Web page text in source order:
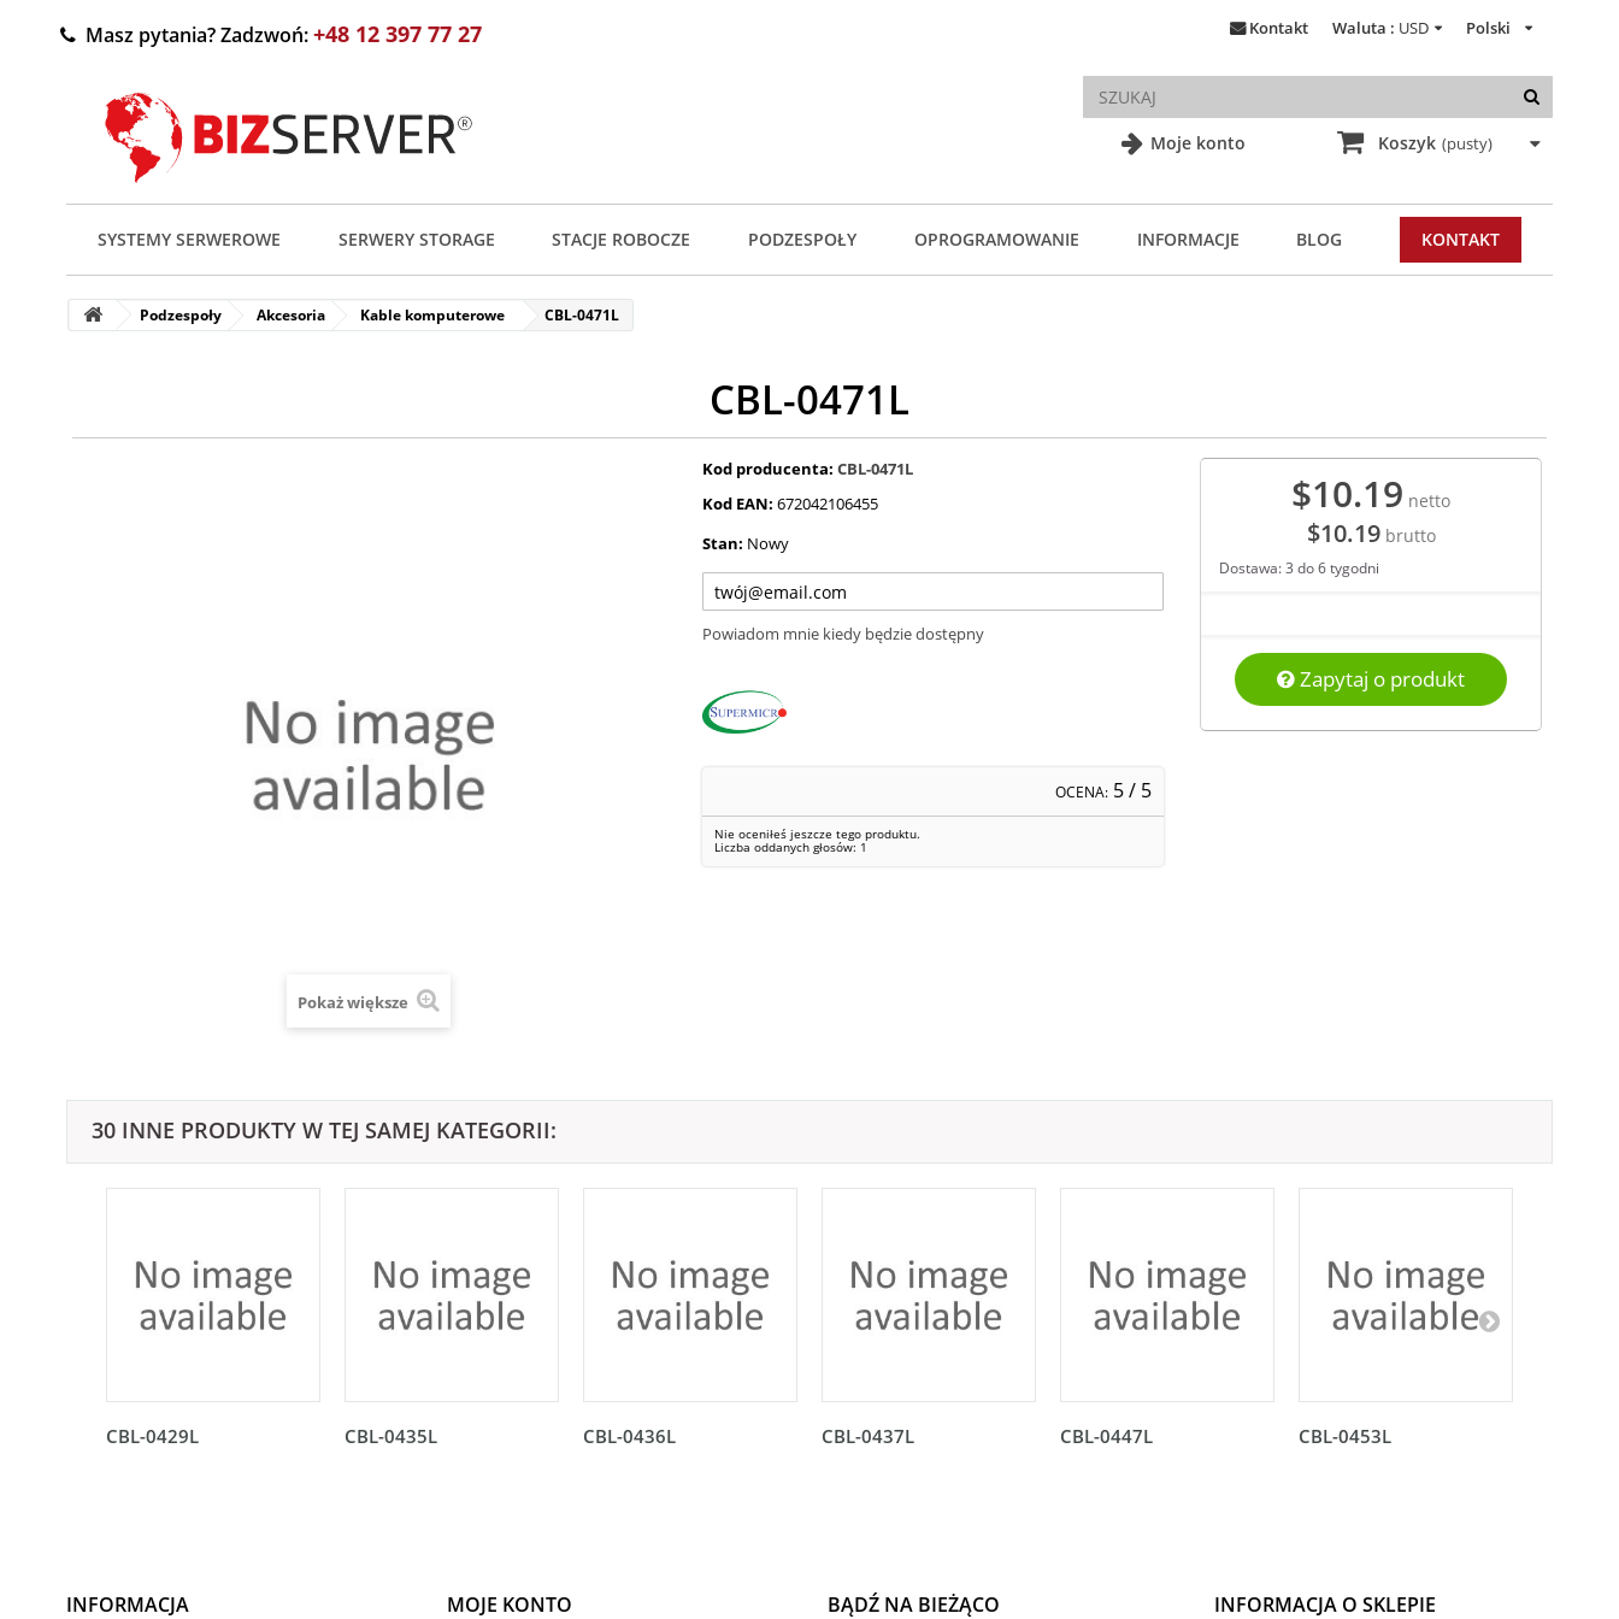
Moje konto
Polski
Waluta : USD
Kontakt
Masz pytania? Zadzwoń:+48 12 397 77 27
Koszyk (pusty)
SYSTEMY SERWEROWE SERWERY STORAGE STACJE ROBOCZE PODZESPOŁY OPROGRAMOWANIE INFORMACJE BLOG KONTAKT
Podzespoły Akcesoria Kable komputerowe CBL-0471L
CBL-0471L
Pokaż większe
Kod producenta: CBL-0471L
Kod EAN: 672042106455
Stan: Nowy
Powiadom mnie kiedy będzie dostępny
OCENA: 5/ 5
Nie oceniłeś jeszcze tego produktu.
Liczba oddanych głosów: 1
$10.19 netto
$10.19brutto
Dostawa: 3 do 6 tygodni
Zapytaj o produkt
30 INNE PRODUKTY W TEJ SAMEJ KATEGORII:
CBL-0429L CBL-0435L CBL-0436L CBL-0437L CBL-0447L CBL-0453L
INFORMACJA MOJE KONTO BĄDŹ NA BIEŻĄCO INFORMACJA O SKLEPIE